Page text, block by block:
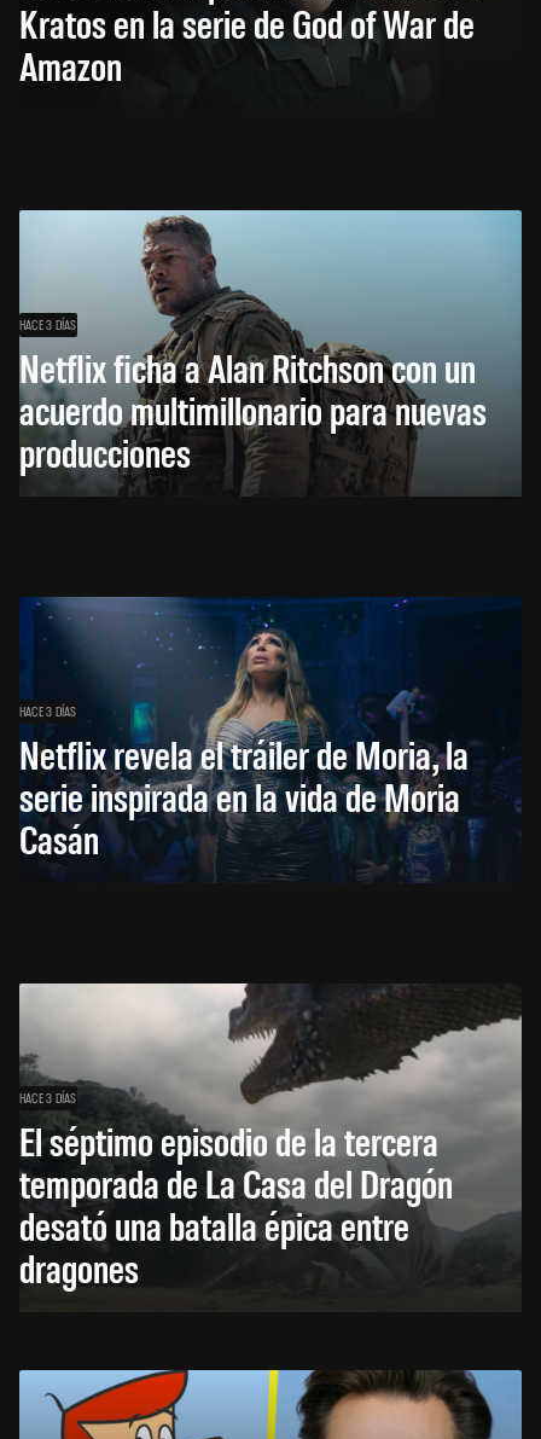
Kratos en la serie de God of War de
Amazon
HACE 3 DÍAS
Netflix ficha a Alan Ritchson con un
acuerdo multimillonario para nuevas
producciones
HACE 3 DÍAS
Netflix revela el tráiler de Moria, la
serie inspirada en la vida de Moria
Casán
HACE 3 DÍAS
El séptimo episodio de la tercera
temporada de La Casa del Dragón
desató una batalla épica entre
dragones